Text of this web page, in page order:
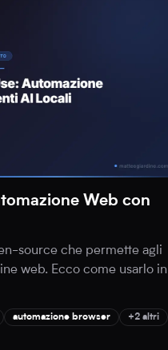
Web con
source che permette agli
web. Ecco come usarlo in
automazione browser +2 altri